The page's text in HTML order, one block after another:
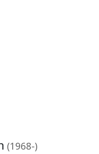
(1968-)